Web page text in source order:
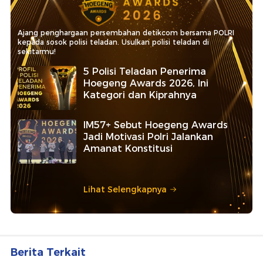
Ajang penghargaan persembahan detikcom bersama POLRI
kepada sosok polisi teladan. Usulkan polisi teladan di
sekitarmu!
5 Polisi Teladan Penerima
Hoegeng Awards 2026, Ini
Kategori dan Kiprahnya
IM57+ Sebut Hoegeng Awards
Jadi Motivasi Polri Jalankan
Amanat Konstitusi
Lihat Selengkapnya
Berita Terkait